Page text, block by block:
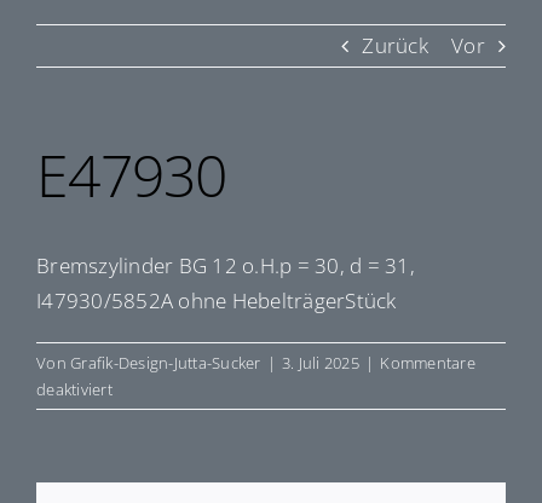
Zurück Vor
E47930
Bremszylinder BG 12 o.H.p = 30, d = 31,
I47930/5852A ohne HebelträgerStück
VonGrafik-Design-Jutta-Sucker | 3. Juli 2025 | Kommentare
deaktiviertfür
E47930